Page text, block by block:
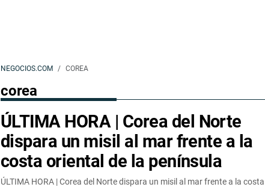
NEGOCIOS.COM COREA
corea
ÚLTIMA HORA | Corea del Norte
dispara un misil al mar frente a la
costa oriental de la península
ÚLTIMA HORA | Corea del Norte dispara un misil al mar frente a la costa